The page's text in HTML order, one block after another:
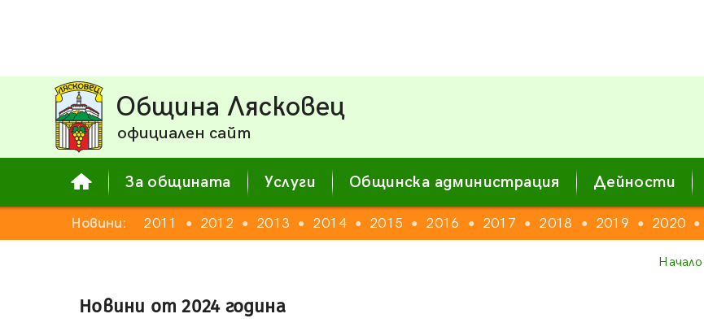
Община Лясковец
официален сайт
За общината Услуги Общинска администрация Дейности
Новини: 2011 ● 2012 ● 2013 ● 2014 ● 2015 ● 2016 ● 2017 ● 2018 ● 2019 ● 2020 ●
Начало
Новини от 2024 година